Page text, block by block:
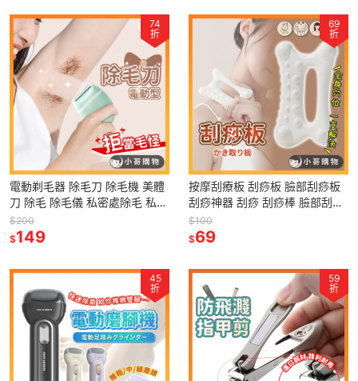
74
折
電動剃毛器 除毛刀 除毛機 美體
刀 除毛 除毛儀 私密處除毛 私密
處除毛刀 電動除毛刀 除毛器 除
毛神器 電動除毛 剃毛
$200
$149
69
折
按摩刮療板 刮痧板 臉部刮痧板
刮痧神器 刮痧 刮痧棒 臉部刮痧
臉部 刮痧版 面部刮痧板 刮痧器
$100
$69
45
折
59
折